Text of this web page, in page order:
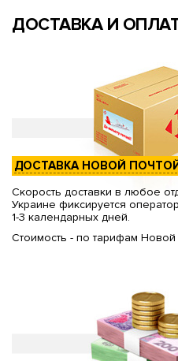
ДОСТАВКА И
ДОСТАВКА НОВОЙ
Скорость доставки в любое
Украине фиксируется
1-3 календарных дней.
Стоимость - по тарифам